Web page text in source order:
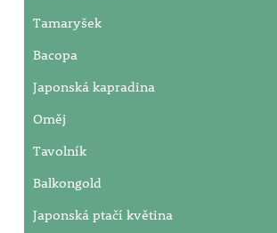
Tamaryšek
Bacopa
Japonská kapradina
Oměj
Tavolník
Balkongold
Japonská ptačí květina